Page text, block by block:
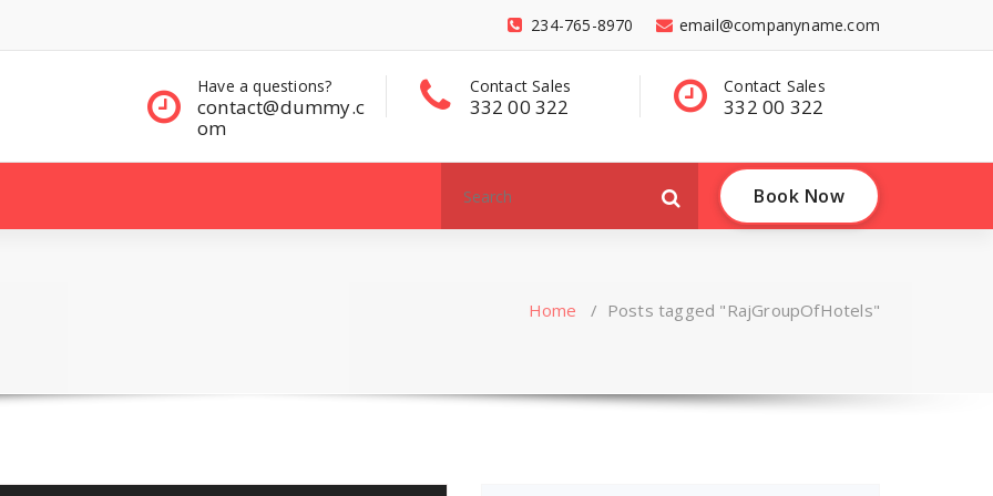
email@companyname.com
234-765-8970
Contact Sales
332 00 322
Contact Sales
332 00 322
Have a questions?
contact@dummy
for:
Book Now
Home / Posts tagged "RajGroupOfHotels"